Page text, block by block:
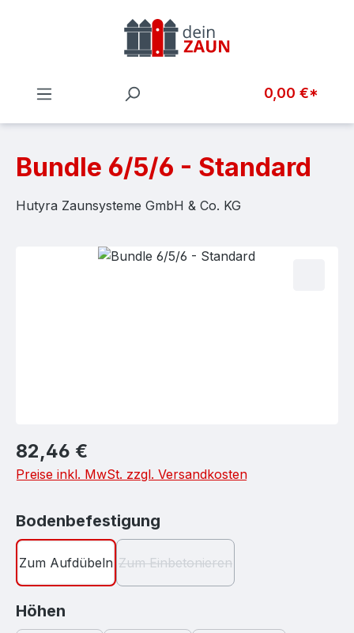
Zum Hauptinhalt springen
0,00 €*
Bundle 6/5/6 - Standard
Hutyra Zaunsysteme GmbH & Co. KG
Bildergalerie überspringen
Regulärer Preis:
82,46 €
Preise inkl. MwSt. zzgl. Versandkosten
Bodenbefestigung
Zum Aufdübeln Zum Einbetonieren
(Diese Option ist zurzeit nicht
Höhen